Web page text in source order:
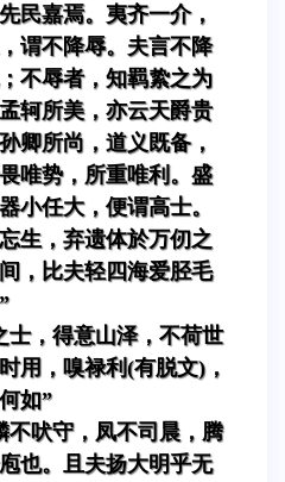
民嘉焉。夷齐一介，
谓不降辱。夫言不降
不辱者，知羁絷之为
轲所美，亦云天爵贵
卿所尚，道义既备，
唯势，所重唯利。盛
小任大，便谓高士。
生，弃遗体於万仞之
，比夫轻四海爱胫毛
士，得意山泽，不荷世
用，嗅禄利(有脱文)，
如”
不吠守，凤不司晨，腾
也。且夫扬大明乎无